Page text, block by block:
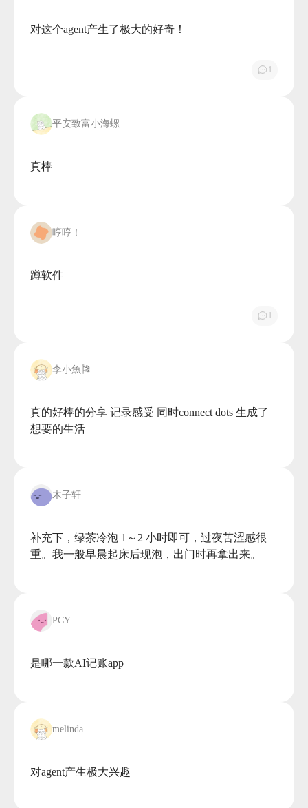
对这个agent产生了极大的好奇！
1
平安致富小海螺
真棒
哼哼！
蹲软件
1
李小魚🎏
真的好棒的分享 记录感受 同时connect dots 生成了
想要的生活
木子轩
补充下，绿茶冷泡 1～2 小时即可，过夜苦涩感很
重。我一般早晨起床后现泡，出门时再拿出来。
PCY
是哪一款AI记账app
melinda
对agent产生极大兴趣